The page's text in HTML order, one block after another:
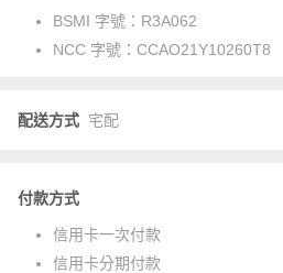
BSMI 字號： R3A062
NCC 字號： CCAO21Y10260T8
配送方式 宅配
付款方式
信用卡一次付款
信用卡分期付款